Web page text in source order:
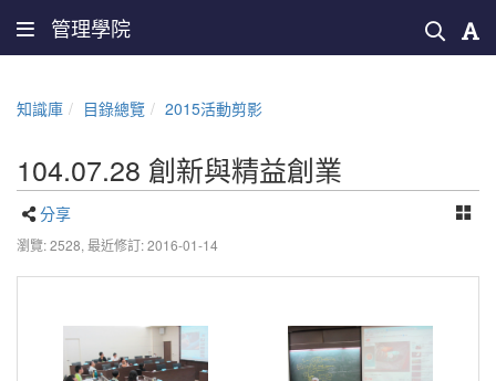
管理學院
知識庫 目錄總覽 2015活動剪影
104.07.28 創新與精益創業
分享
瀏覽: 2528, 最近修訂: 2016-01-14